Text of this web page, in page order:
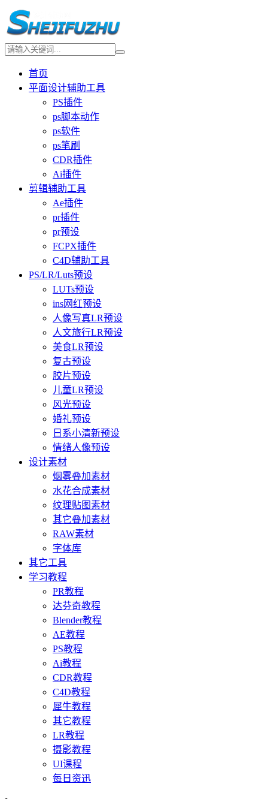
首页
平面设计辅助工具
PS插件
ps脚本动作
ps软件
ps笔刷
CDR插件
Ai插件
剪辑辅助工具
Ae插件
pr插件
pr预设
FCPX插件
C4D辅助工具
PS/LR/Luts预设
LUTs预设
ins网红预设
人像写真LR预设
人文旅行LR预设
美食LR预设
复古预设
胶片预设
儿童LR预设
风光预设
婚礼预设
日系小清新预设
情绪人像预设
设计素材
烟雾叠加素材
水花合成素材
纹理贴图素材
其它叠加素材
RAW素材
字体库
其它工具
学习教程
PR教程
达芬奇教程
Blender教程
AE教程
PS教程
Ai教程
CDR教程
C4D教程
犀牛教程
其它教程
LR教程
摄影教程
UI课程
每日资迅